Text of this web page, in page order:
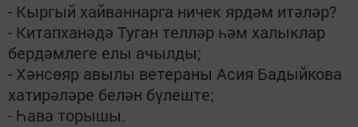
- Кыргый хайваннарга ничек ярдәм итәләр?
- Китапханәдә Туган телләр һәм халыклар
бердәмлеге елы ачылды;
- Хәнсөяр авылы ветераны Асия Бадыйкова
хатирәләре белән бүлеште;
- Һава торышы.